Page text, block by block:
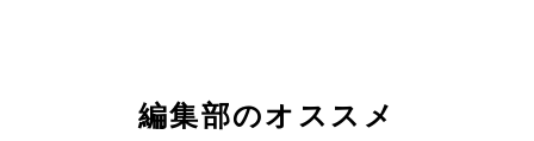
小松彩夏デジタル写真集『34 ―AYAKA KOMATSU
小松彩夏デジタル写真集『KOMAPHOTO[real]』
編集部のオススメ